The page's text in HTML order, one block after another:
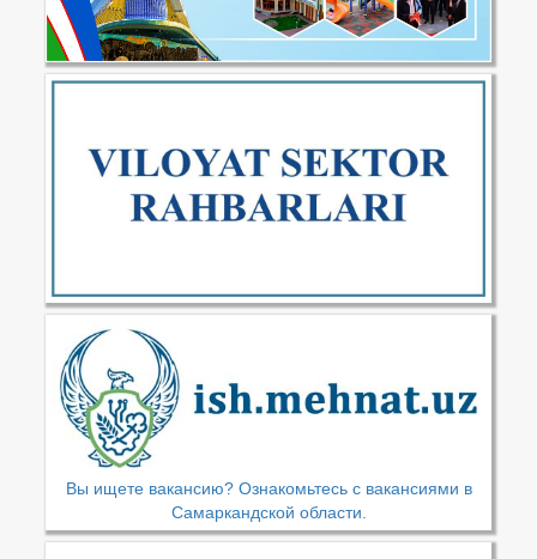
Вы ищете вакансию? Ознакомьтесь с вакансиями в
Самаркандской области.